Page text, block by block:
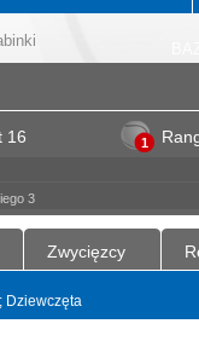
16 1
3
Zwycięzcy
Dziewczęta